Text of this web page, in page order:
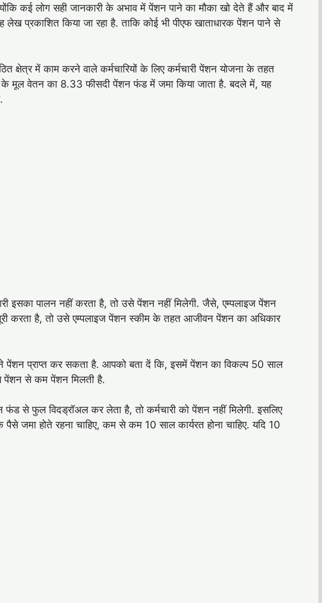
कई लोग सही जानकारी के अभाव में पेंशन पाने का मौका खो देते हैं और बाद में
प्रकाशित किया जा रहा है. ताकि कोई भी पीएफ खाताधारक पेंशन पाने से
क्षेत्र में काम करने वाले कर्मचारियों के लिए कर्मचारी पेंशन योजना के तहत
के मूल वेतन का 8.33 फीसदी पेंशन फंड में जमा किया जाता है. बदले में, यह
इसका पालन नहीं करता है, तो उसे पेंशन नहीं मिलेगी. जैसे, एम्पलाइज पेंशन
करता है, तो उसे एम्पलाइज पेंशन स्‍कीम के तहत आजीवन पेंशन का अधिकार
पेंशन प्राप्त कर सकता है. आपको बता दें कि, इसमें पेंशन का विकल्प 50 साल
पेंशन से कम पेंशन मिलती है.
से फुल विदड्रॉअल कर लेता है, तो कर्मचारी को पेंशन नहीं मिलेगी. इसलिए
जमा होते रहना चाहिए, कम से कम 10 साल कार्यरत होना चाहिए. यदि 10